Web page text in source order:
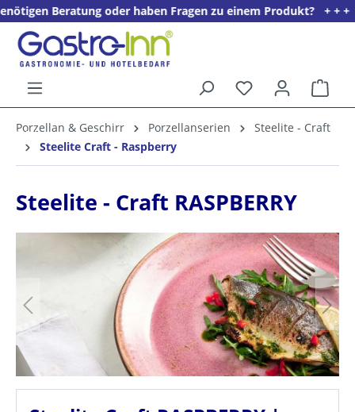
springen
oder haben Fragen zu einem Produkt? + + + Wir
Willkommens­rabatt**
für neue Kunden
Porzellan & Geschirr Porzellanserien
Steelite - Craft
Steelite Craft - Raspberry
Steelite - Craft RASPBERRY